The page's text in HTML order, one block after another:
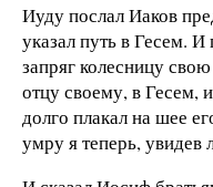
Иуду послал Иаков
указал путь в Гесем.
запряг колесницу
отцу своему, в Гесем,
долго плакал на шее
умру я теперь, увидев